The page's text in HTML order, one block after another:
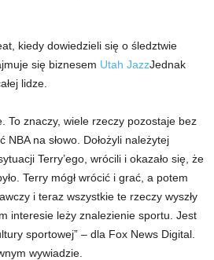
kiedy dowiedzieli się o śledztwie
się biznesem Utah JazzJednak
lidze.
To znaczy, wiele rzeczy pozostaje bez
na słowo. Dołożyli należytej
Terry’ego, wrócili i okazało się, że
Terry mógł wrócić i grać, a potem
i teraz wszystkie te rzeczy wyszły
interesie leży znalezienie sportu. Jest
sportowej” – dla Fox News Digital.
wywiadzie.